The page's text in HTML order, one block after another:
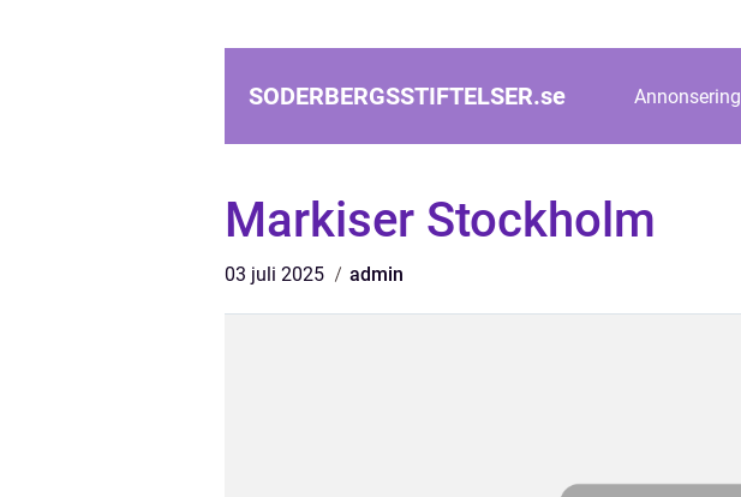
SODERBERGSSTIFTELSER.se Annonsering
Markiser Stockholm
03 juli 2025 admin